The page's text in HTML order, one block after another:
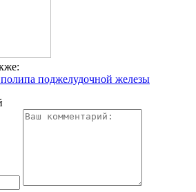
поджелудочной железы